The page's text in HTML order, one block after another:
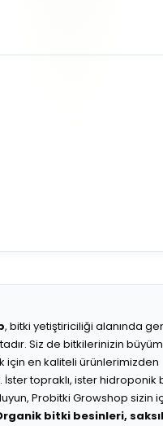
, bitki yetiştiriciliği alanında
Siz de bitkilerinizin
için en kaliteli ürünlerimizden
topraklı, ister hidroponik
Probitki Growshop sizin
bitki besinleri,